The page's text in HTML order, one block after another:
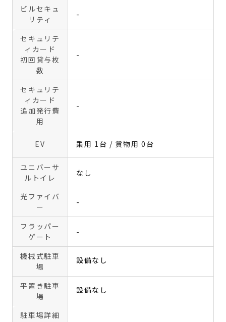
ビルセキュ
リティ
-
セキュリテ
ィカード
初回貸与枚
数
-
セキュリテ
ィカード
追加発行費
用
-
EV 乗用 1台 / 貨物用 0台
ユニバーサ
ルトイレ
なし
光ファイバ
ー
-
フラッパー
ゲート
-
機械式駐車
場
設備なし
平置き駐車
場
設備なし
駐車場詳細